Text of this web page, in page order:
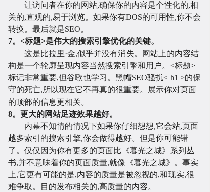
让访问者在你的网站,确保你的内容是个性化的,相
关的,直观的,易于浏览。如果你有DOS的可用性,你不会
转换。最后就是SEO。
7。<标题>是伟大的搜索引擎优化的关键。
这是比拉里·金,似乎并没有消失。网站上的内容结
构是一个轮廓呈现内容当然搜索引擎和用户。<标题>
标记非常重要,但谷歌也学习。黑帽SEO骚扰< h1 >的保
守的死亡,所以现在它不再真的很重要。展示你对页面
的顶部的信息更相关。
8。更大的网站足迹效果越好。
内幕不知情的情况下如果你仔细想想,它会站,页面
越多索引的搜索引擎,你会做得越好。但是你可能错
了。仅仅因为你有更多的页面比《暮光之城》系列丛
书,并不意味着你的页面质量,就像《暮光之城》。事实
上,它更有可能的是,内容的质量是被忽视的,和现实,很
难争取。目的发布相关的,高质量的内容。